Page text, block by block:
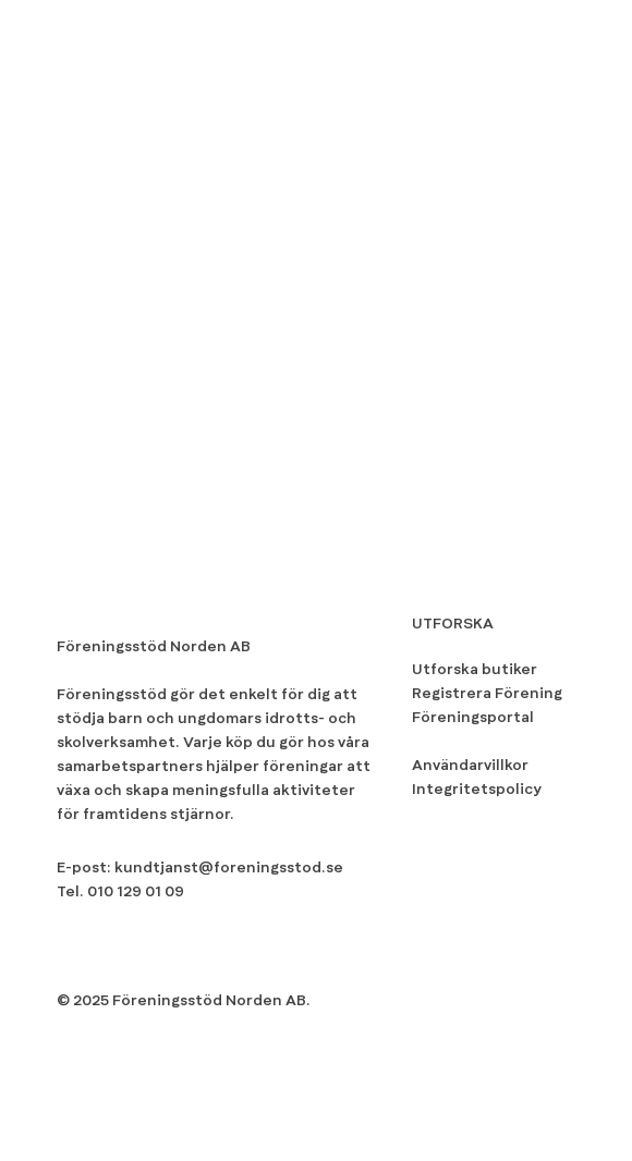
Föreningsstöd Norden AB
Föreningsstöd gör det enkelt för dig att
stödja barn och ungdomars idrotts- och
skolverksamhet. Varje köp du gör hos våra
samarbetspartners hjälper föreningar att
växa och skapa meningsfulla aktiviteter
för framtidens stjärnor.
E-post: kundtjanst@foreningsstod.se
Tel. 010 129 01 09
UTFORSKA
Utforska butiker
Registrera Förening
Föreningsportal
Användarvillkor
Integritetspolicy
© 2025 Föreningsstöd Norden AB.